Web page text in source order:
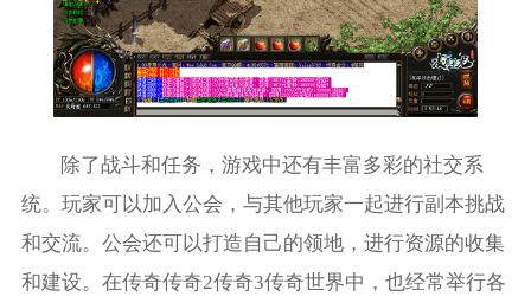
除了战斗和任务，游戏中还有丰富多彩的社交系
统。玩家可以加入公会，与其他玩家一起进行副本挑战
和交流。公会还可以打造自己的领地，进行资源的收集
和建设。在传奇传奇2传奇3传奇世界中，也经常举行各